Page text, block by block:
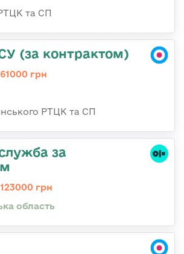
та СП
(за контрактом)
грн
РТЦК та СП
за
грн
область